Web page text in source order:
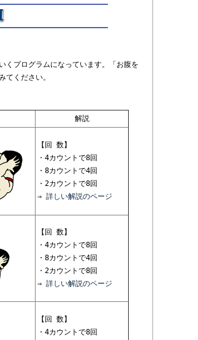
くプログラムになっています。「お腹を
てください。
解説
【回 数】
・4カウントで8回
・8カウントで4回
・2カウントで8回
⇒ 詳しい解説のページ
【回 数】
・4カウントで8回
・8カウントで4回
・2カウントで8回
⇒ 詳しい解説のページ
【回 数】
・4カウントで8回